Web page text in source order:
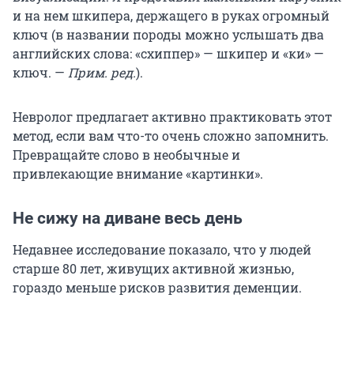
и на нем шкипера, держащего в руках огромный
ключ (в названии породы можно услышать два
английских слова: «схиппер» — шкипер и «ки» —
ключ. — Прим. ред.).
Невролог предлагает активно практиковать этот
метод, если вам что-то очень сложно запомнить.
Превращайте слово в необычные и
привлекающие внимание «картинки».
Не сижу на диване весь день
Недавнее исследование показало, что у людей
старше 80 лет, живущих активной жизнью,
гораздо меньше рисков развития деменции.